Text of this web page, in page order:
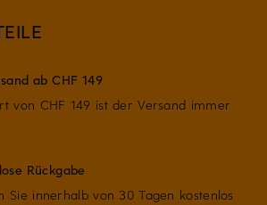
ab CHF 149
von CHF 149 ist der Versand immer
Rückgabe
Sie innerhalb von 30 Tagen kostenlos